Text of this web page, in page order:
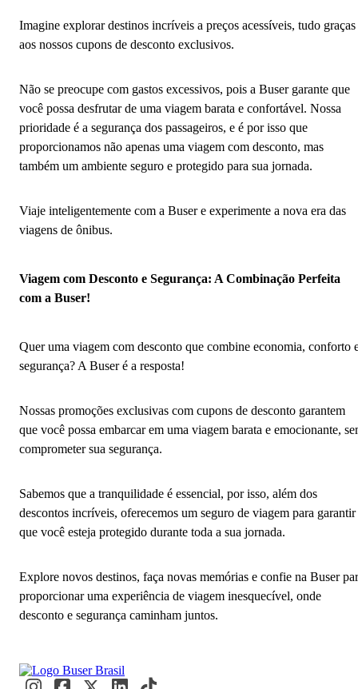
Imagine explorar destinos incríveis a preços acessíveis, tudo graças
aos nossos cupons de desconto exclusivos.
Não se preocupe com gastos excessivos, pois a Buser garante que
você possa desfrutar de uma viagem barata e confortável. Nossa
prioridade é a segurança dos passageiros, e é por isso que
proporcionamos não apenas uma viagem com desconto, mas
também um ambiente seguro e protegido para sua jornada.
Viaje inteligentemente com a Buser e experimente a nova era das
viagens de ônibus.
Viagem com Desconto e Segurança: A Combinação Perfeita
com a Buser!
Quer uma viagem com desconto que combine economia, conforto
segurança? A Buser é a resposta!
Nossas promoções exclusivas com cupons de desconto garantem
que você possa embarcar em uma viagem barata e emocionante,
comprometer sua segurança.
Sabemos que a tranquilidade é essencial, por isso, além dos
descontos incríveis, oferecemos um seguro de viagem para garantir
que você esteja protegido durante toda a sua jornada.
Explore novos destinos, faça novas memórias e confie na Buser
proporcionar uma experiência de viagem inesquecível, onde
desconto e segurança caminham juntos.